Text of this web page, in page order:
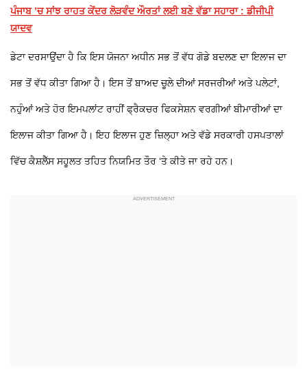
ਪੰਜਾਬ ’ਚ ਸਾਂਝ ਰਾਹਤ ਕੇਂਦਰ ਲੋੜਵੰਦ ਔਰਤਾਂ ਲਈ ਬਣੇ ਵੱਡਾ ਸਹਾਰਾ : ਡੀਜੀਪੀ
ਯਾਦਵ
ਡੇਟਾ ਦਰਸਾਉਂਦਾ ਹੈ ਕਿ ਇਸ ਯੋਜਨਾ ਅਧੀਨ ਸਭ ਤੋਂ ਵੱਧ ਗੋਡੇ ਬਦਲਣ ਦਾ ਇਲਾਜ ਦਾ
ਸਭ ਤੋਂ ਵੱਧ ਕੀਤਾ ਗਿਆ ਹੈ। ਇਸ ਤੋਂ ਬਾਅਦ ਚੂਲੇ ਦੀਆਂ ਸਰਜਰੀਆਂ ਅਤੇ ਪਲੇਟਾਂ,
ਨਹੁੰਆਂ ਅਤੇ ਹੋਰ ਇਮਪਲਾਂਟ ਰਾਹੀਂ ਫ੍ਰੈਕਚਰ ਫਿਕਸੇਸ਼ਨ ਵਰਗੀਆਂ ਬੀਮਾਰੀਆਂ ਦਾ
ਇਲਾਜ ਕੀਤਾ ਗਿਆ ਹੈ। ਇਹ ਇਲਾਜ ਹੁਣ ਜ਼ਿਲ੍ਹਾ ਅਤੇ ਵੱਡੇ ਸਰਕਾਰੀ ਹਸਪਤਾਲਾਂ
ਵਿੱਚ ਕੈਸ਼ਲੈੱਸ ਸਹੂਲਤ ਤਹਿਤ ਨਿਯਮਿਤ ਤੌਰ ‘ਤੇ ਕੀਤੇ ਜਾ ਰਹੇ ਹਨ।